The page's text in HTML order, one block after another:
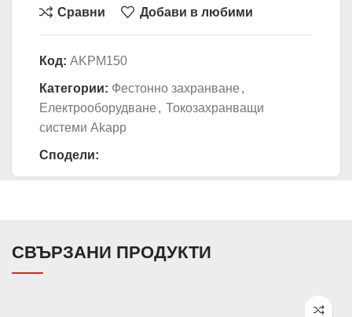
Сравни Добави в любими
Код: AKPM150
Категории: Фестонно захранване ,
Електрооборудване , Токозахранващи
системи Akapp
Сподели:
СВЪРЗАНИ ПРОДУКТИ